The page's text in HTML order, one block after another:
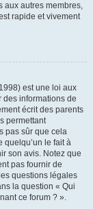
aux autres membres,
rapide et vivement
est une loi aux
des informations de
écrit des parents
permettant
pas sûr que cela
quelqu’un le fait à
son avis. Notez que
pas fournir de
questions légales
la question « Qui
ce forum ? ».